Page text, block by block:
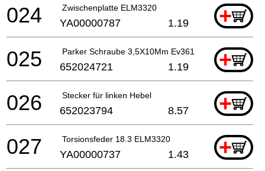
Zwischenplatte ELM3320 +
024 YA00000787 1.19
Parker Schraube 3,5X10Mm Ev3618 +
025 652024721 1.19
Stecker für linken Hebel +
026 652023794 8.57
Torsionsfeder 18.3 ELM3320 +
027 YA00000737 1.43